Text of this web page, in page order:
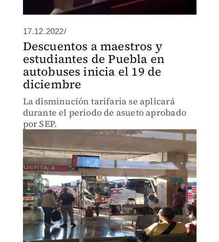
17.12.2022/
Descuentos a maestros y
estudiantes de Puebla en
autobuses inicia el 19 de
diciembre
La disminución tarifaria se aplicará
durante el periodo de asueto aprobado
por SEP.